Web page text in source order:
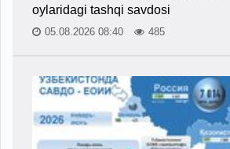
oylaridagi tashqi savdosi
05.08.2026 08:40 485